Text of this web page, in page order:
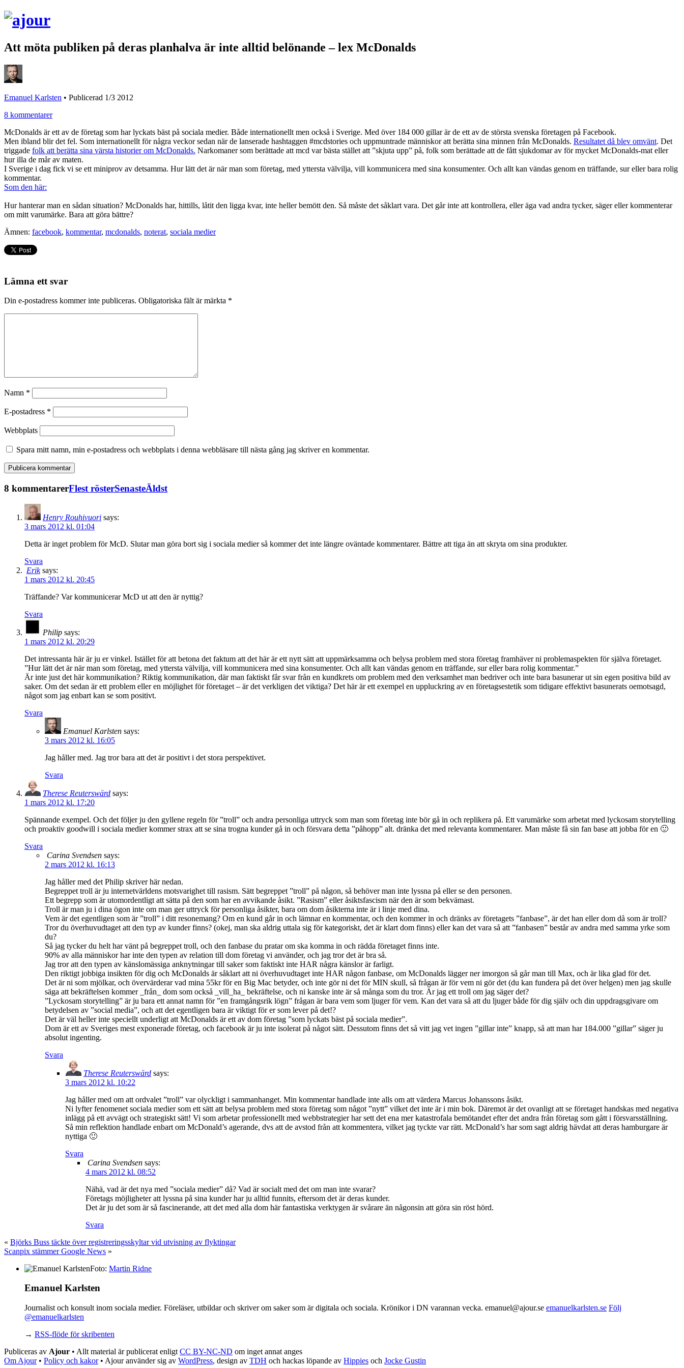
Att möta publiken på deras planhalva är inte alltid belönande – lex McDonalds
Emanuel Karlsten • Publicerad 1/3 2012
8 kommentarer
McDonalds är ett av de företag som har lyckats bäst på sociala medier. Både internationellt men också i Sverige. Med över 184 000 gillar är de ett av de största svenska företagen på Facebook.
Men ibland blir det fel. Som internationellt för några veckor sedan när de lanserade hashtaggen #mcdstories och uppmuntrade människor att berätta sina minnen från McDonalds. Resultatet då blev omvänt. Det
triggade folk att berätta sina värsta historier om McDonalds. Narkomaner som berättade att mcd var bästa stället att ”skjuta upp” på, folk som berättade att de fått sjukdomar av för mycket McDonalds-mat eller
hur illa de mår av maten.
I Sverige i dag fick vi se ett miniprov av detsamma. Hur lätt det är när man som företag, med yttersta välvilja, vill kommunicera med sina konsumenter. Och allt kan vändas genom en träffande, sur eller bara rolig
kommentar.
Som den här:
Hur hanterar man en sådan situation? McDonalds har, hittills, låtit den ligga kvar, inte heller bemött den. Så måste det såklart vara. Det går inte att kontrollera, eller äga vad andra tycker, säger eller kommenterar
om mitt varumärke. Bara att göra bättre?
Ämnen: facebook, kommentar, mcdonalds, noterat, sociala medier
Lämna ett svar
Din e-postadress kommer inte publiceras. Obligatoriska fält är märkta *
Namn *
E-postadress *
Webbplats
Spara mitt namn, min e-postadress och webbplats i denna webbläsare till nästa gång jag skriver en kommentar.
8 kommentarerFlest rösterSenasteÄldst
Henry Rouhivuori says:
3 mars 2012 kl. 01:04
Detta är inget problem för McD. Slutar man göra bort sig i sociala medier så kommer det inte längre oväntade kommentarer. Bättre att tiga än att skryta om sina produkter.
Svara
Erik says:
1 mars 2012 kl. 20:45
Träffande? Var kommunicerar McD ut att den är nyttig?
Svara
Philip says:
1 mars 2012 kl. 20:29
Det intressanta här är ju er vinkel. Istället för att betona det faktum att det här är ett nytt sätt att uppmärksamma och belysa problem med stora företag framhäver ni problemaspekten för själva företaget.
”Hur lätt det är när man som företag, med yttersta välvilja, vill kommunicera med sina konsumenter. Och allt kan vändas genom en träffande, sur eller bara rolig kommentar.”
Är inte just det här kommunikation? Riktig kommunikation, där man faktiskt får svar från en kundkrets om problem med den verksamhet man bedriver och inte bara basunerar ut sin egen positiva bild av
saker. Om det sedan är ett problem eller en möjlighet för företaget – är det verkligen det viktiga? Det här är ett exempel en uppluckring av en företagsestetik som tidigare effektivt basunerats oemotsagd,
något som jag enbart kan se som positivt.
Svara
Emanuel Karlsten says:
3 mars 2012 kl. 16:05
Jag håller med. Jag tror bara att det är positivt i det stora perspektivet.
Svara
Therese Reuterswärd says:
1 mars 2012 kl. 17:20
Spännande exempel. Och det följer ju den gyllene regeln för ”troll” och andra personliga uttryck som man som företag inte bör gå in och replikera på. Ett varumärke som arbetat med lyckosam storytelling
och proaktiv goodwill i sociala medier kommer strax att se sina trogna kunder gå in och försvara detta ”påhopp” alt. dränka det med relevanta kommentarer. Man måste få sin fan base att jobba för en 🙂
Svara
Carina Svendsen says:
2 mars 2012 kl. 16:13
Jag håller med det Philip skriver här nedan.
Begreppet troll är ju internetvärldens motsvarighet till rasism. Sätt begreppet ”troll” på någon, så behöver man inte lyssna på eller se den personen.
Ett begrepp som är utomordentligt att sätta på den som har en avvikande åsikt. ”Rasism” eller åsiktsfascism när den är som bekvämast.
Troll är man ju i dina ögon inte om man ger uttryck för personliga åsikter, bara om dom åsikterna inte är i linje med dina.
Vem är det egentligen som är ”troll” i ditt resonemang? Om en kund går in och lämnar en kommentar, och den kommer in och dränks av företagets ”fanbase”, är det han eller dom då som är troll?
Tror du överhuvudtaget att den typ av kunder finns? (okej, man ska aldrig uttala sig för kategoriskt, det är klart dom finns) eller kan det vara så att ”fanbasen” består av andra med samma yrke som
du?
Så jag tycker du helt har vänt på begreppet troll, och den fanbase du pratar om ska komma in och rädda företaget finns inte.
90% av alla människor har inte den typen av relation till dom företag vi använder, och jag tror det är bra så.
Jag tror att den typen av känslomässiga anknytningar till saker som faktiskt inte HAR några känslor är farligt.
Den riktigt jobbiga insikten för dig och McDonalds är såklart att ni överhuvudtaget inte HAR någon fanbase, om McDonalds lägger ner imorgon så går man till Max, och är lika glad för det.
Det är ni som mjölkar, och övervärderar vad mina 55kr för en Big Mac betyder, och inte gör ni det för MIN skull, så frågan är för vem ni gör det (du kan fundera på det över helgen) men jag skulle
säga att bekräftelsen kommer _från_ dom som också _vill_ha_ bekräftelse, och ni kanske inte är så många som du tror. Är jag ett troll om jag säger det?
”Lyckosam storytelling” är ju bara ett annat namn för ”en framgångsrik lögn” frågan är bara vem som ljuger för vem. Kan det vara så att du ljuger både för dig själv och din uppdragsgivare om
betydelsen av ”social media”, och att det egentligen bara är viktigt för er som lever på det!?
Det är väl heller inte speciellt underligt att McDonalds är ett av dom företag ”som lyckats bäst på sociala medier”.
Dom är ett av Sveriges mest exponerade företag, och facebook är ju inte isolerat på något sätt. Dessutom finns det så vitt jag vet ingen ”gillar inte” knapp, så att man har 184.000 ”gillar” säger ju
absolut ingenting.
Svara
Therese Reuterswärd says:
3 mars 2012 kl. 10:22
Jag håller med om att ordvalet ”troll” var olyckligt i sammanhanget. Min kommentar handlade inte alls om att värdera Marcus Johanssons åsikt.
Ni lyfter fenomenet sociala medier som ett sätt att belysa problem med stora företag som något ”nytt” vilket det inte är i min bok. Däremot är det ovanligt att se företaget handskas med negativa
inlägg på ett avvägt och strategiskt sätt! Vi som arbetar professionellt med webbstrategier har sett det ena mer katastrofala bemötandet efter det andra från företag som gått i försvarsställning.
Så min reflektion handlade enbart om McDonald’s agerande, dvs att de avstod från att kommentera, vilket jag tyckte var rätt. McDonald’s har som sagt aldrig hävdat att deras hamburgare är
nyttiga 🙂
Svara
Carina Svendsen says:
4 mars 2012 kl. 08:52
Nähä, vad är det nya med ”sociala medier” då? Vad är socialt med det om man inte svarar?
Företags möjligheter att lyssna på sina kunder har ju alltid funnits, eftersom det är deras kunder.
Det är ju det som är så fascinerande, att det med alla dom här fantastiska verktygen är svårare än någonsin att göra sin röst hörd.
Svara
« Björks Buss täckte över registreringsskyltar vid utvisning av flyktingar
Scanpix stämmer Google News »
Foto: Martin Ridne
Emanuel Karlsten
Journalist och konsult inom sociala medier. Föreläser, utbildar och skriver om saker som är digitala och sociala. Krönikor i DN varannan vecka. emanuel@ajour.se emanuelkarlsten.se Följ
@emanuelkarlsten
→ RSS-flöde för skribenten
Publiceras av Ajour • Allt material är publicerat enligt CC BY-NC-ND om inget annat anges
Om Ajour• Policy och kakor• Ajour använder sig av WordPress, design av TDH och hackas löpande av Hippies och Jocke Gustin